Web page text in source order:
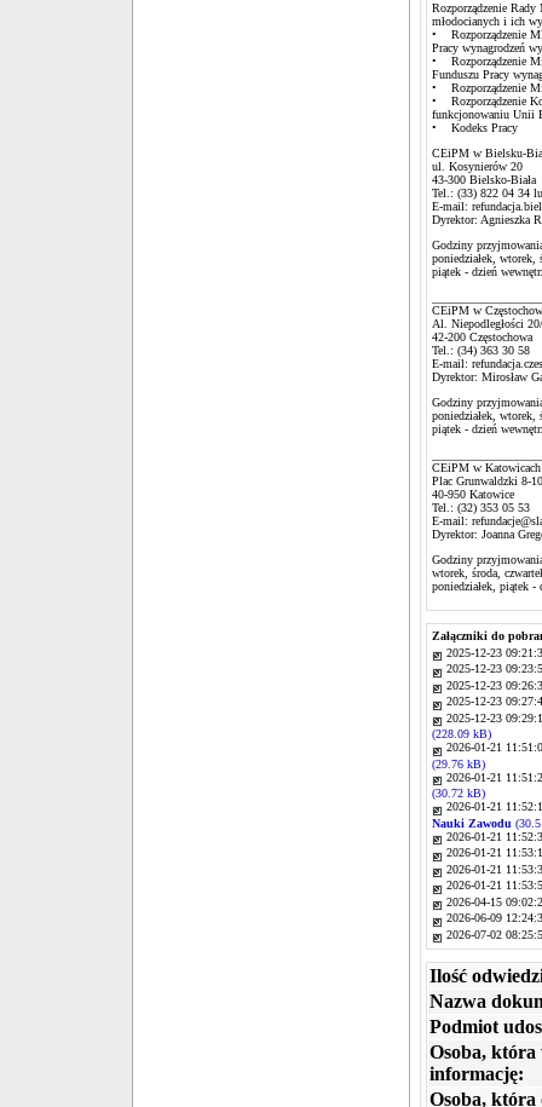
Rozporządzenie
młodocianych i ich
• Rozporządzenie
Pracy wynagrodzeń
• Rozporządzenie
Funduszu Pracy
• Rozporządzenie
• Rozporządzenie
funkcjonowaniu Unii
• Kodeks Pracy
CEiPM w Bielsku-
ul. Kosynierów 20
43-300 Bielsko-Biała
Tel.: (33) 822 04 34
E-mail:
Dyrektor: Agnieszka
Godziny
poniedziałek,
piątek - dzień
CEiPM w
Al. Niepodległości
42-200 Częstochowa
Tel.: (34) 363 30 58
E-mail:
Dyrektor: Mirosław
Godziny
poniedziałek,
piątek - dzień
CEiPM w Katowicach
Plac Grunwaldzki 8-
40-950 Katowice
Tel.: (32) 353 05 53
E-mail:
Dyrektor: Joanna
Godziny
wtorek, środa,
poniedziałek, piątek -
Załączniki do
2025-12-23
2025-12-23
2025-12-23
2025-12-23
2025-12-23
(228.09 kB)
2026-01-21
(29.76 kB)
2026-01-21
(30.72 kB)
2026-01-21
Nauki Zawodu
2026-01-21
2026-01-21
2026-01-21
2026-01-21
2026-04-15
2026-06-09
2026-07-02
Ilość
Nazwa
Podmiot
Osoba, która
informację:
Osoba, która